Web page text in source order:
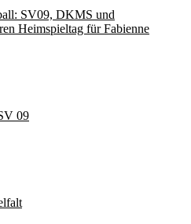
SV09, DKMS und
Heimspieltag für Fabienne
09